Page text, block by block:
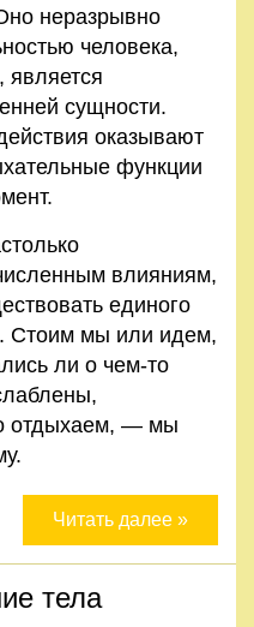
неразрывно
человека,
является
сущности.
оказывают
функции
влияниям,
единого
Стоим мы или идем,
ли о чем-то
отдыхаем, — мы
Читать далее »
тела